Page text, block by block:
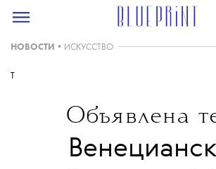
НОВОСТИ • ИСКУССТВО
T
Объявлена